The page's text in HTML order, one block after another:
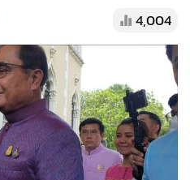
4,004